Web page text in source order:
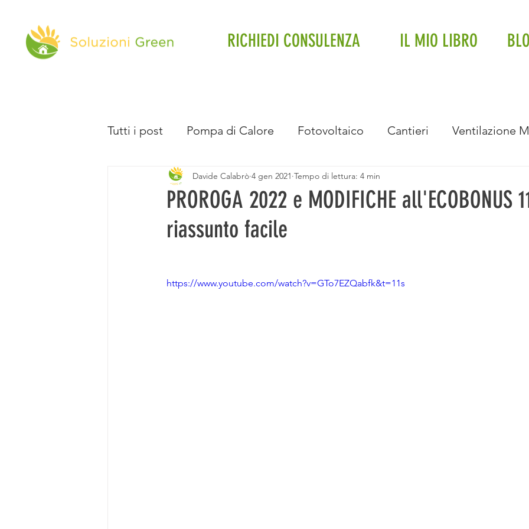
RICHIEDI CONSULENZA IL MIO LIBRO
Tutti i post Pompa di Calore Fotovoltaico Cantieri Ventilazione
Direttiva Case Green Impianto a soffitto
Batteria d'Accumulo Intervista
PROROGA 2022 e MODIFICHE all'ECOBONUS
riassunto facile
Davide Calabrò 4 gen 2021 Tempo di lettura: 4 min
https://www.youtube.com/watch?v=GTo7EZQabfk&t=11s